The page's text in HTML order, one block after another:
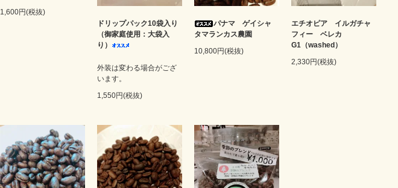
1,600円(税抜)
ドリップパック10袋入り
（御家庭使用：大袋入
り）
外装は変わる場合がござ
います。
1,550円(税抜)
パナマ ゲイシャ
タマランカス農園
10,800円(税抜)
エチオピア イルガチャ
フィー ベレカ
G1（washed）
2,330円(税抜)